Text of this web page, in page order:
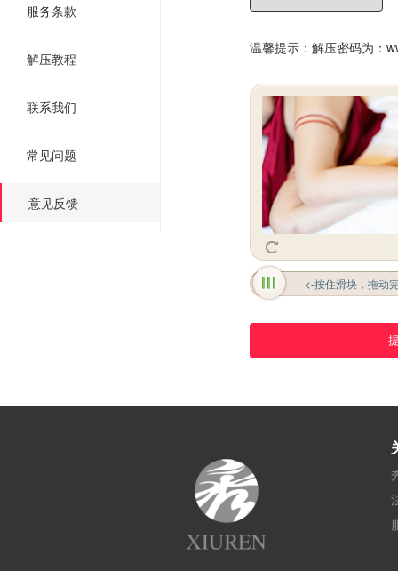
服务条款
解压教程
联系我们
常见问题
意见反馈
温馨提示：解压密码为：
<-按住滑块，拖动